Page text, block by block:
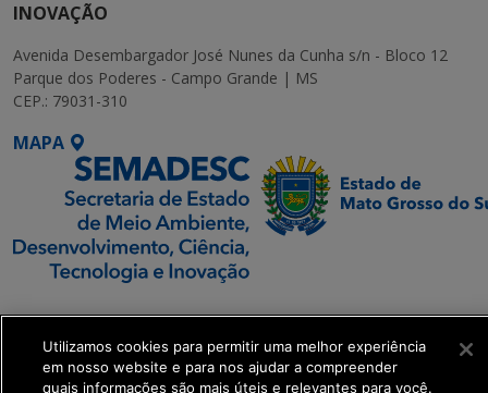
INOVAÇÃO
Avenida Desembargador José Nunes da Cunha s/n - Bloco 12
Parque dos Poderes - Campo Grande | MS
CEP.: 79031-310
MAPA
SETDIG | Secretaria-
Executiva de
Transformação Digital
Utilizamos cookies para permitir uma melhor experiência
em nosso website e para nos ajudar a compreender
quais informações são mais úteis e relevantes para você.